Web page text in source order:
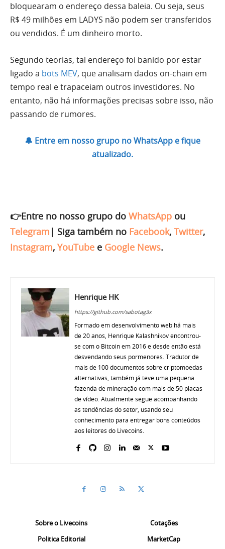
bloquearam o endereço dessa baleia. Ou seja, seus
R$ 49 milhões em LADYS não podem ser transferidos
ou vendidos. É um dinheiro morto.
Segundo teorias, tal endereço foi banido por estar
ligado a bots MEV, que analisam dados on-chain em
tempo real e trapaceiam outros investidores. No
entanto, não há informações precisas sobre isso, não
passando de rumores.
🔔 Entre em nosso grupo no WhatsApp e fique
atualizado.
👉Entre no nosso grupo do WhatsApp ou
Telegram | Siga também no Facebook, Twitter,
Instagram, YouTube e Google News.
Henrique HK
https://github.com/sabotag3x
Formado em desenvolvimento web há mais
de 20 anos, Henrique Kalashnikov encontrou-
se com o Bitcoin em 2016 e desde então está
desvendando seus pormenores. Tradutor de
mais de 100 documentos sobre criptomoedas
alternativas, também já teve uma pequena
fazenda de mineração com mais de 50 placas
de vídeo. Atualmente segue acompanhando
as tendências do setor, usando seu
conhecimento para entregar bons conteúdos
aos leitores do Livecoins.
Sobre o Livecoins
Politica Editorial
Cotações
MarketCap